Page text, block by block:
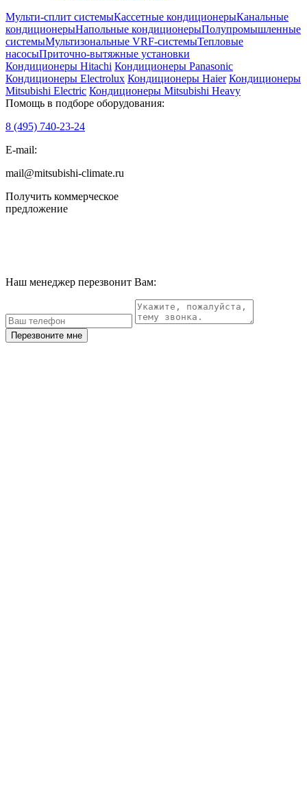
Мульти-сплит системыКассетные кондиционерыКанальные
кондиционерыНапольные кондиционерыПолупромышленные
системыМультизональные VRF-системыТепловые
насосыПриточно-вытяжные установки
Кондиционеры Hitachi Кондиционеры Panasonic
Кондиционеры Electrolux Кондиционеры Haier Кондиционеры
Mitsubishi Electric Кондиционеры Mitsubishi Heavy
Помощь в подборе оборудования:
8 (495) 740-23-24
E-mail:
mail@mitsubishi-climate.ru
Получить коммерческое
предложение
Наш менеджер перезвонит Вам:
Перезвоните мне